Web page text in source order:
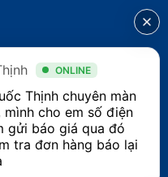
hình laptop
nhanh chóng,
người tiêu dùng. Mỗi
quan tâm chất lượng
CITY ONE VIỆT NAM
KHĐT TP.HCM cấp ngày
Tây Thạnh, Quận Tân Phú,
Việt Nam
ONLINE
Thịnh chuyên màn
mình cho em số điện
gửi báo giá qua đó
tra đơn hàng báo lại